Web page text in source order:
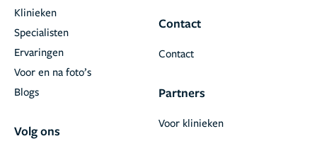
Klinieken
Specialisten
Ervaringen
Voor en na foto’s
Blogs
Volg ons
Contact
Contact
Partners
Voor klinieken